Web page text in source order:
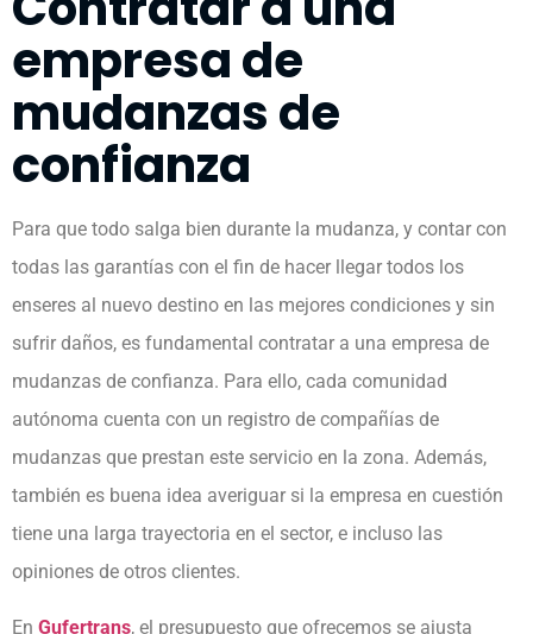
empresa de
mudanzas de
confianza
Para que todo salga bien durante la mudanza, y contar con
todas las garantías con el fin de hacer llegar todos los
enseres al nuevo destino en las mejores condiciones y sin
sufrir daños, es fundamental contratar a una empresa de
mudanzas de confianza. Para ello, cada comunidad
autónoma cuenta con un registro de compañías de
mudanzas que prestan este servicio en la zona. Además,
también es buena idea averiguar si la empresa en cuestión
tiene una larga trayectoria en el sector, e incluso las
opiniones de otros clientes.
En Gufertrans, el presupuesto que ofrecemos se ajusta